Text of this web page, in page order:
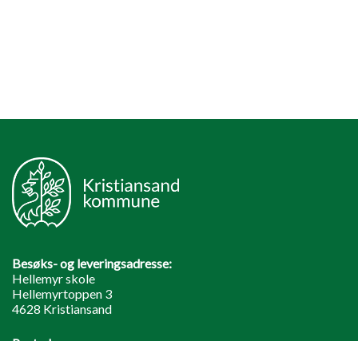
Besøks- og leveringsadresse:
Hellemyr skole
Hellemyrtoppen 3
4628 Kristiansand